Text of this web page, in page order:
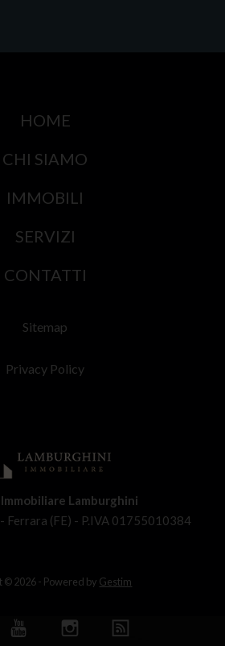
HOME
CHI SIAMO
IMMOBILI
SERVIZI
CONTATTI
Sitemap
Privacy Policy
Lamburghini
Ferrara (FE) - P.IVA 01755010384
© 2026 - Powered by Gestim